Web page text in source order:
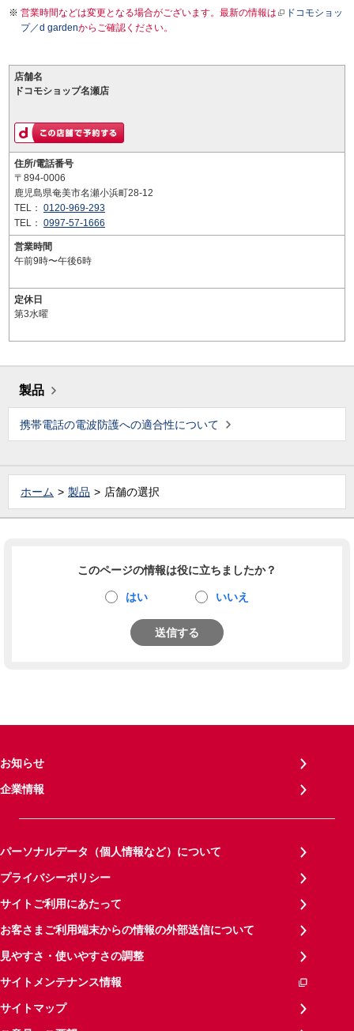
営業時間などは変更となる場合がございます。最新の情報は
ドコモショッ
プ／d gardenからご確認ください。
店舗名
ドコモショップ名瀬店
住所/電話番号
〒894-0006
鹿児島県奄美市名瀬小浜町28-12
TEL： 0120-969-293
TEL： 0997-57-1666
営業時間
午前9時〜午後6時
定休日
第3水曜
製品
携帯電話の電波防護への適合性について
ホーム 製品 店舗の選択
このページの情報は役に立ちましたか？
はい いいえ
送信する
お知らせ
企業情報
パーソナルデータ（個人情報など）について
プライバシーポリシー
サイトご利用にあたって
お客さまご利用端末からの情報の外部送信について
見やすさ・使いやすさの調整
サイトメンテナンス情報
サイトマップ